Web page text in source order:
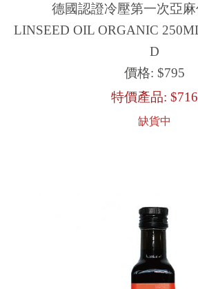
德國認證冷壓第一次亞
LINSEED OIL ORGANIC
D
價格: $795
特價產品: $716
缺貨中